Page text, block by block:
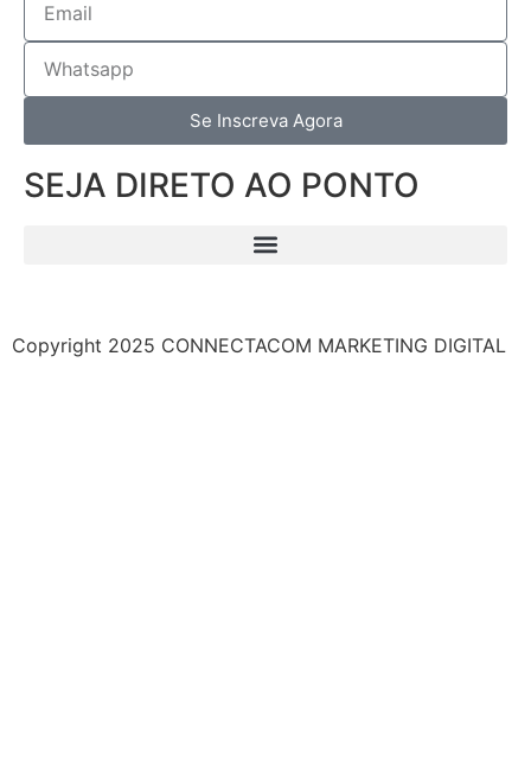
Se Inscreva Agora
SEJA DIRETO AO PONTO
Copyright 2025 CONNECTACOM MARKETING DIGITAL